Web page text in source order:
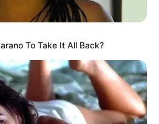
?
ไข้เจ็บ สุขภาพแข็งแรง
To Take It All Back?